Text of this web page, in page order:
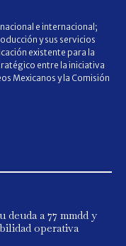
e internacional;
y sus servicios
existente para la
entre la iniciativa
Mexicanos y la Comisión
deuda a 77 mmdd y
operativa